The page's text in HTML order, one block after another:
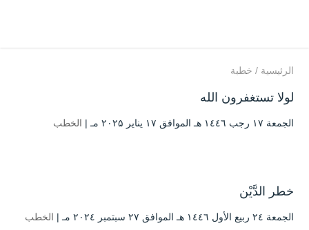
الرئيسية / خطبة
لولا تستغفرون الله
الجمعة ۱۷ رجب ۱٤٤٦ هـ الموافق ۱۷ يناير ۲۰۲۵ مـ | الخطب
خطر الدَّيْن
الجمعة ۲٤ ربيع الأول ۱٤٤٦ هـ الموافق ۲۷ سبتمبر ۲۰۲٤ مـ | الخطب